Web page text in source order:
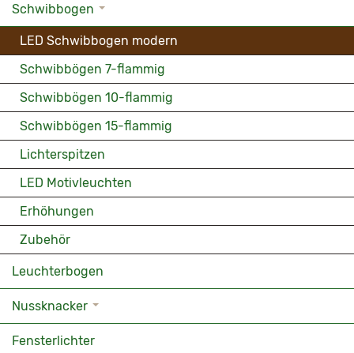
Schwibbogen
LED Schwibbogen modern
Schwibbögen 7-flammig
Schwibbögen 10-flammig
Schwibbögen 15-flammig
Lichterspitzen
LED Motivleuchten
Erhöhungen
Zubehör
Leuchterbogen
Nussknacker
Fensterlichter